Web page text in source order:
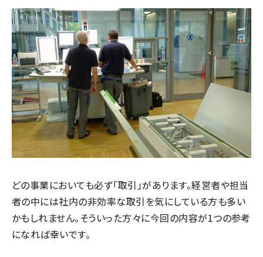
どの事業においても必ず「取引」があります。経営者や担当
者の中には社内の非効率な取引を気にしている方も多い
かもしれません。そういった方々に今回の内容が1つの参考
になれば幸いです。